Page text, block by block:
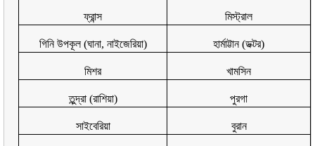
ফ্রান্স মিস্ট্রাল
গিনি উপকূল (ঘানা, নাইজেরিয়া) হার্মাট্টান (ডক্টর)
মিশর খামসিন
তুন্দ্রা (রাশিয়া) পুরগা
সাইবেরিয়া বুরান